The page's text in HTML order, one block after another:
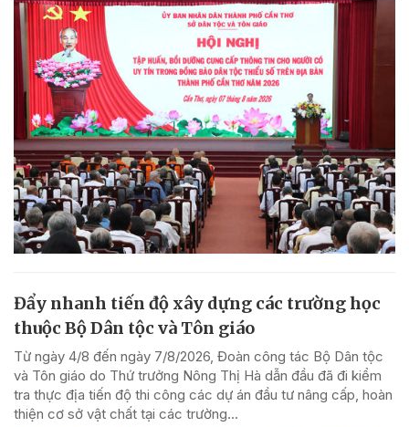
Đẩy nhanh tiến độ xây dựng các trường học
thuộc Bộ Dân tộc và Tôn giáo
Từ ngày 4/8 đến ngày 7/8/2026, Đoàn công tác Bộ Dân tộc
và Tôn giáo do Thứ trưởng Nông Thị Hà dẫn đầu đã đi kiểm
tra thực địa tiến độ thi công các dự án đầu tư nâng cấp, hoàn
thiện cơ sở vật chất tại các trường...